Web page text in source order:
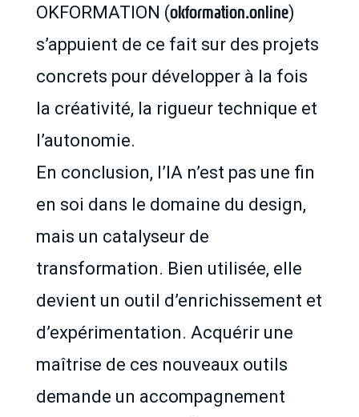
OKFORMATION (okformation.online)
s’appuient de ce fait sur des projets
concrets pour développer à la fois
la créativité, la rigueur technique et
l’autonomie.
En conclusion, l’IA n’est pas une fin
en soi dans le domaine du design,
mais un catalyseur de
transformation. Bien utilisée, elle
devient un outil d’enrichissement et
d’expérimentation. Acquérir une
maîtrise de ces nouveaux outils
demande un accompagnement